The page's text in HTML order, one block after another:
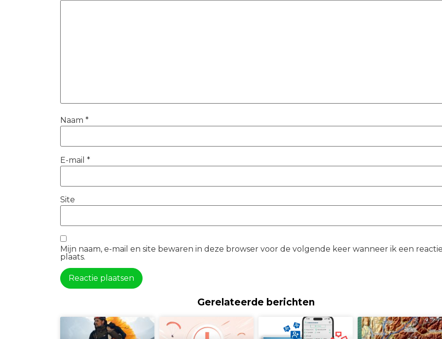
Naam *
E-mail *
Site
Mijn naam, e-mail en site bewaren in deze browser voor de volgende keer wanneer ik een
plaats.
Gerelateerde berichten